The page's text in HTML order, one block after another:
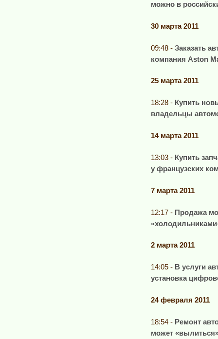
можно в
30 марта 2011
09:48 - Заказать
компания Aston
25 марта 2011
18:28 - Купить
владельцы
14 марта 2011
13:03 - Купить
у французских
7 марта 2011
12:17 - Продажа
2 марта 2011
14:05 - В услуги
установка
24 февраля 2011
18:54 - Ремонт
может